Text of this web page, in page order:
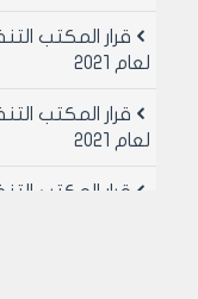
لعام 2021
لعام 2021